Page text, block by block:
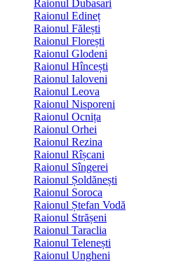
Raionul Dubasari
Raionul Edineț
Raionul Fălești
Raionul Florești
Raionul Glodeni
Raionul Hîncești
Raionul Ialoveni
Raionul Leova
Raionul Nisporeni
Raionul Ocnița
Raionul Orhei
Raionul Rezina
Raionul Rîșcani
Raionul Sîngerei
Raionul Șoldănești
Raionul Soroca
Raionul Ștefan Vodă
Raionul Strășeni
Raionul Taraclia
Raionul Telenești
Raionul Ungheni